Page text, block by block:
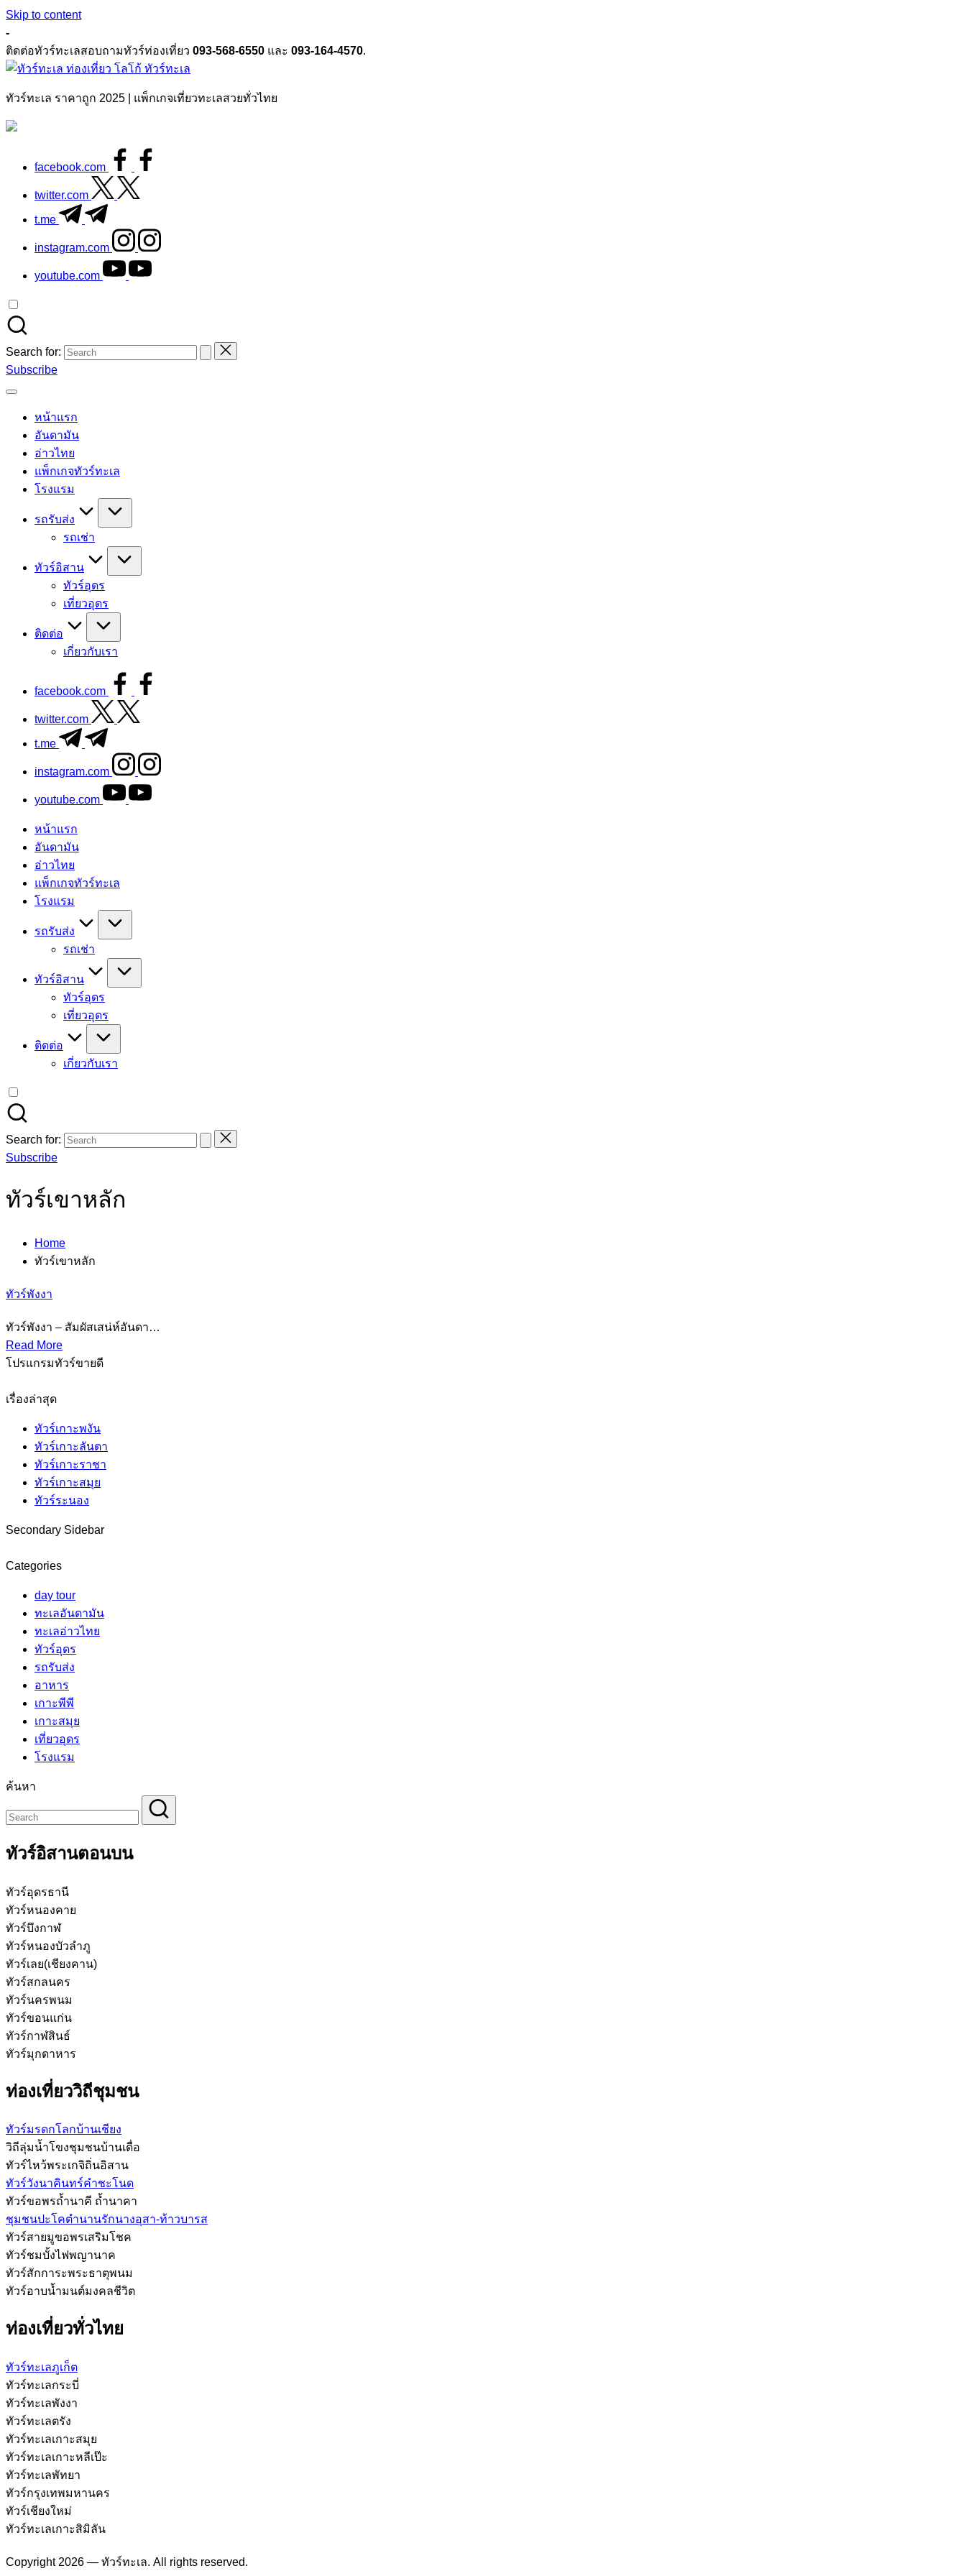
Skip to content
-
ติดต่อทัวร์ทะเลสอบถามทัวร์ท่องเที่ยว 093-568-6550 และ 093-164-4570.
ทัวร์ทะเล
ทัวร์ทะเล ราคาถูก 2025 | แพ็กเกจเที่ยวทะเลสวยทั่วไทย
facebook.com
twitter.com
t.me
instagram.com
youtube.com
Search for:
Subscribe
หน้าแรก
อันดามัน
อ่าวไทย
แพ็กเกจทัวร์ทะเล
โรงแรม
รถรับส่ง
รถเช่า
ทัวร์อิสาน
ทัวร์อุดร
เที่ยวอุดร
ติดต่อ
เกี่ยวกับเรา
facebook.com
twitter.com
t.me
instagram.com
youtube.com
หน้าแรก
อันดามัน
อ่าวไทย
แพ็กเกจทัวร์ทะเล
โรงแรม
รถรับส่ง
รถเช่า
ทัวร์อิสาน
ทัวร์อุดร
เที่ยวอุดร
ติดต่อ
เกี่ยวกับเรา
Search for:
Subscribe
ทัวร์เขาหลัก
Home
ทัวร์เขาหลัก
ทัวร์พังงา
ทัวร์พังงา – สัมผัสเสน่ห์อันดา…
Read More
โปรแกรมทัวร์ขายดี
เรื่องล่าสุด
ทัวร์เกาะพงัน
ทัวร์เกาะลันตา
ทัวร์เกาะราชา
ทัวร์เกาะสมุย
ทัวร์ระนอง
Secondary Sidebar
Categories
day tour
ทะเลอันดามัน
ทะเลอ่าวไทย
ทัวร์อุดร
รถรับส่ง
อาหาร
เกาะพีพี
เกาะสมุย
เที่ยวอุดร
โรงแรม
ค้นหา
ทัวร์อิสานตอนบน
ทัวร์อุดรธานี
ทัวร์หนองคาย
ทัวร์บึงกาฬ
ทัวร์หนองบัวลำภู
ทัวร์เลย(เชียงคาน)
ทัวร์สกลนคร
ทัวร์นครพนม
ทัวร์ขอนแก่น
ทัวร์กาฬสินธ์
ทัวร์มุกดาหาร
ท่องเที่ยววิถีชุมชน
ทัวร์มรดกโลกบ้านเชียง
วิถีลุ่มน้ำโขงชุมชนบ้านเดื่อ
ทัวร์ไหว้พระเกจิถิ่นอิสาน
ทัวร์วังนาคินทร์คำชะโนด
ทัวร์ขอพรถ้ำนาคี ถ้ำนาคา
ชุมชนปะโคตำนานรักนางอุสา-ท้าวบารส
ทัวร์สายมูขอพรเสริมโชค
ทัวร์ชมบั้งไฟพญานาค
ทัวร์สักการะพระธาตุพนม
ทัวร์อาบน้ำมนต์มงคลชีวิต
ท่องเที่ยวทั่วไทย
ทัวร์ทะเลภูเก็ต
ทัวร์ทะเลกระบี่
ทัวร์ทะเลพังงา
ทัวร์ทะเลตรัง
ทัวร์ทะเลเกาะสมุย
ทัวร์ทะเลเกาะหลีเป๊ะ
ทัวร์ทะเลพัทยา
ทัวร์กรุงเทพมหานคร
ทัวร์เชียงใหม่
ทัวร์ทะเลเกาะสิมิลัน
Copyright 2026 — ทัวร์ทะเล. All rights reserved.